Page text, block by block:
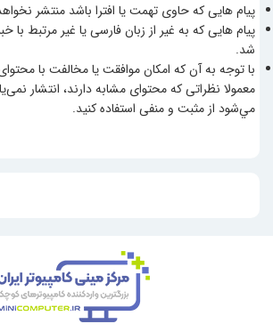
پیام هایی که حاوی تهمت یا افترا باشد منتشر
پیام هایی که به غیر از زبان فارسی یا غیر مرتبط با
شد.
با توجه به آن که امکان موافقت یا مخالفت با
معمولا نظراتی که محتوای مشابه دارند، انتشار
مي‌شود از مثبت و منفی استفاده کنید.